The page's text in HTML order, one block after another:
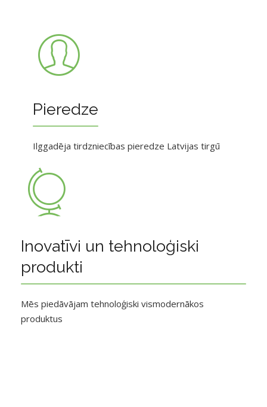
Pieredze
Ilggadēja tirdzniecības pieredze Latvijas tirgū
Inovatīvi un tehnoloģiski
produkti
Mēs piedāvājam tehnoloģiski vismodernākos
produktus